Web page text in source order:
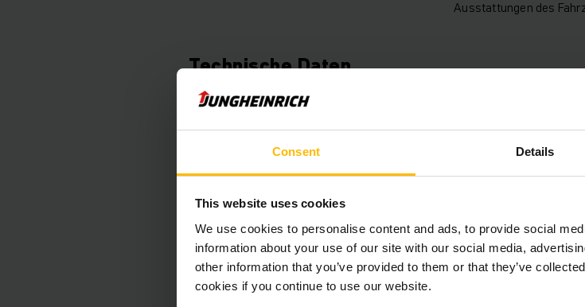
Consent Details
This website uses cookies
We use cookies to personalise content and ads, to provide social
information about your use of our site with our social media,
other information that you’ve provided to them or that they’ve
cookies if you continue to use our website.
Ausstattungen des
Technische Daten
Batterie
Batterie Baujahr 2025
Hubhöhe 5500
Tragfähigkeit